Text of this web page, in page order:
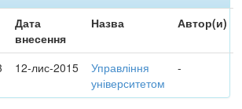
Дата
внесення
Назва Автор(и)
12-лис-2015
Управління
університетом
-